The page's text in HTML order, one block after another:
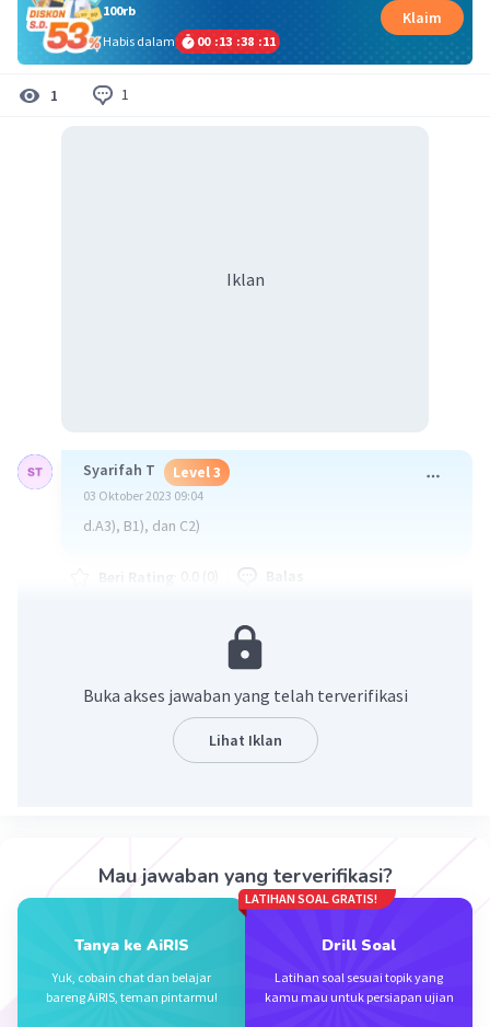
100rb
Habis dalam
00 :13 :38 :11
Klaim
1 1
Iklan
Syarifah T Level 3
03 Oktober 2023 09:04
d.A3), B1), dan C2)
Balas
Iklan
Buka akses jawaban yang telah terverifikasi
Lihat Iklan
Mau jawaban yang terverifikasi?
Tanya ke AiRIS
Yuk, cobain chat dan belajar
bareng AiRIS, teman pintarmu!
LATIHAN SOAL GRATIS!
Drill Soal
Latihan soal sesuai topik yang
kamu mau untuk persiapan ujian